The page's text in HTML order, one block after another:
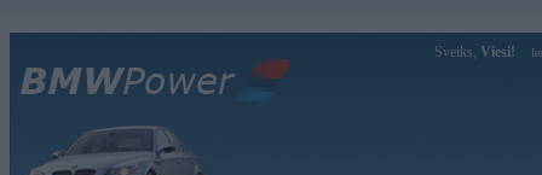
Sveiks, Viesi!